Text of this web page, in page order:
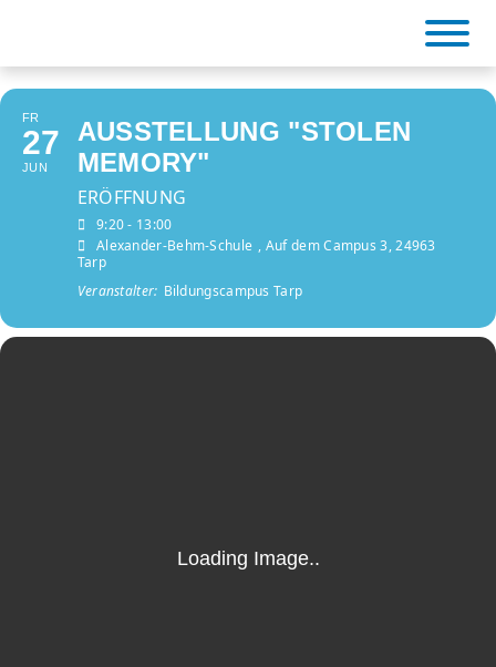
content
BiCa Tarp
FR
27
JUN
AUSSTELLUNG "STOLEN
MEMORY"
ERÖFFNUNG
9:20 - 13:00
Alexander-Behm-Schule , Auf dem Campus 3, 24963
Tarp
Veranstalter: Bildungscampus Tarp